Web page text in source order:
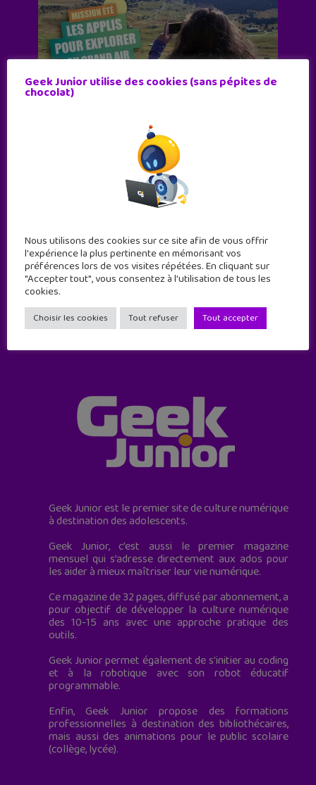
Abonne-toi !
11 numéros par an
JE M'ABONNE !
Geek Junior est le premier site de culture numérique
à destination des adolescents.
Geek Junior, c’est aussi le premier magazine
mensuel qui s’adresse directement aux ados pour
les aider à mieux maîtriser leur vie numérique.
Ce magazine de 32 pages, diffusé par abonnement, a
pour objectif de développer la culture numérique
des 10-15 ans avec une approche pratique des
outils.
Geek Junior permet également de s'initier au coding
et à la robotique avec son robot éducatif
programmable.
Enfin, Geek Junior propose des formations
professionnelles à destination des bibliothécaires,
mais aussi des animations pour le public scolaire
(collège, lycée).
Geek Junior utilise des cookies (sans pépites de
chocolat)
Nous utilisons des cookies sur ce site afin de vous offrir
l'expérience la plus pertinente en mémorisant vos
préférences lors de vos visites répétées. En cliquant sur
"Accepter tout", vous consentez à l'utilisation de tous les
cookies.
Choisir les cookies Tout refuser Tout accepter